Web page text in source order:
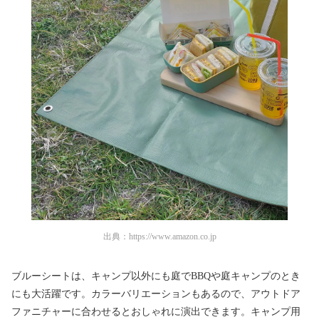
出典： https://www.amazon.co.jp
ブルーシートは、キャンプ以外にも庭でBBQや庭キャンプのとき
にも大活躍です。カラーバリエーションもあるので、アウトドア
ファニチャーに合わせるとおしゃれに演出できます。キャンプ用